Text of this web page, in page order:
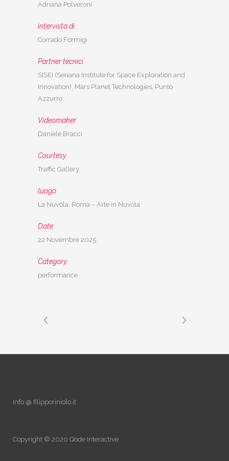
Adriana Polveroni
intervista di
Corrado Formigi
Partner tecnici
SISEI (Seriana Institute for Space Exploration and
Innovation), Mars Planet Technologies, Punto
Azzurro
Videomaker
Daniele Bracci
Courtesy
Traffic Gallery
luogo
La Nuvola, Roma – Arte in Nuvola
Date
22 Novembre 2025
Category
performance
Info @ filipporiniolo.it
Copyright © 2020 Qode Interactive